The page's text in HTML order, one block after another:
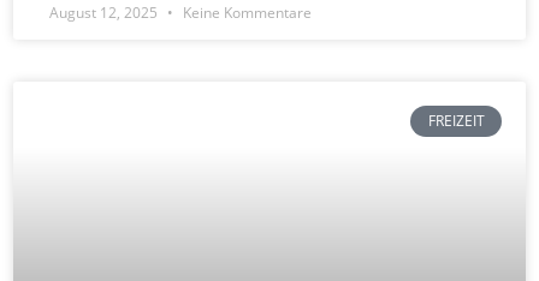
August 12, 2025 Keine Kommentare
FREIZEIT